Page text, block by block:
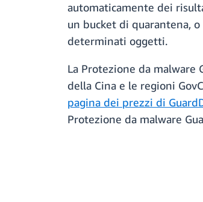
automaticamente dei
un bucket di quarantena,
determinati oggetti.
La Protezione da
della Cina e le regioni
pagina dei prezzi di
Protezione da malware